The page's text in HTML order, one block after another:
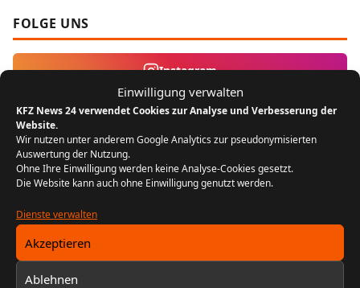
Einwilligung verwalten
KFZ News 24 verwendet Cookies zur Analyse und Verbesserung der
Website.
Wir nutzen unter anderem Google Analytics zur pseudonymisierten
Auswertung der Nutzung.
Ohne Ihre Einwilligung werden keine Analyse-Cookies gesetzt.
Die Website kann auch ohne Einwilligung genutzt werden.
Dienste verwalten
Akzeptieren
Ablehnen
FOLGE UNS
Instagram
MEIST GELESEN
1
Der Bikergruß: Ein Zeichen der
Zusammengehörigkeit unter Motorradfahrern
FIN entschlüsseln: Baujahr, Motor &
Ausstattung prüfen